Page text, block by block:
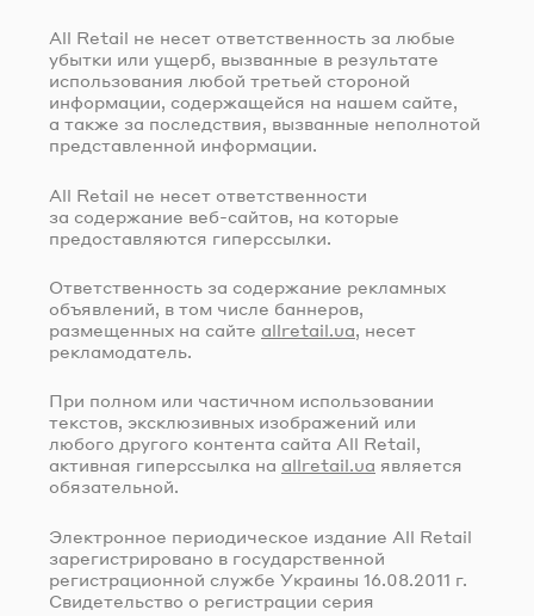
All Retail не несет ответственность за любые
убытки или ущерб, вызванные в результате
использования любой третьей стороной
информации, содержащейся на нашем сайте,
а также за последствия, вызванные неполнотой
представленной информации.
All Retail не несет ответственности
за содержание веб-сайтов , на которые
предоставляются гиперссылки.
Ответственность за содержание рекламных
объявлений, в том числе баннеров,
размещенных на сайте allretail.ua, несет
рекламодатель.
При полном или частичном использовании
текстов, эксклюзивных изображений или
любого другого контента сайта All Retail,
активная гиперссылка на allretail.ua является
обязательной.
Электронное периодическое издание All Retail
зарегистрировано в государственной
регистрационной службе Украины 16.08.2011 г.
Свидетельство о регистрации серия